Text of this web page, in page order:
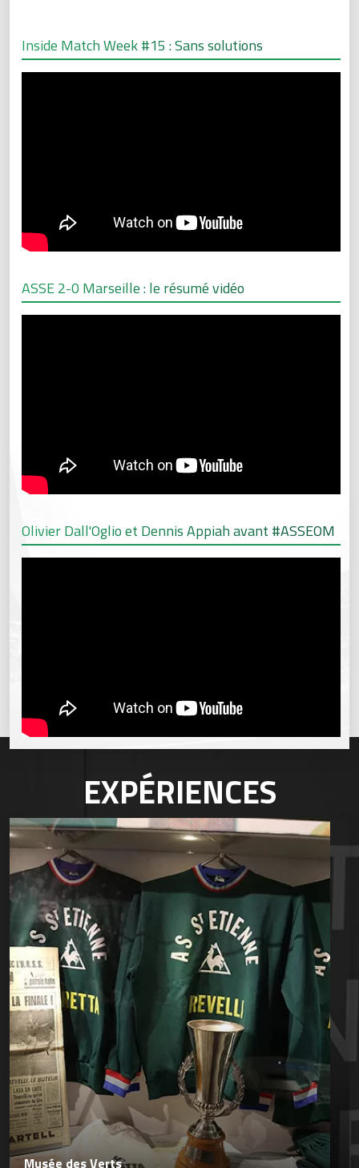
Inside Match Week #15 : Sans solutions
ASSE 2-0 Marseille : le résumé vidéo
Olivier Dall'Oglio et Dennis Appiah avant #ASSEOM
EXPÉRIENCES
Musée des Verts